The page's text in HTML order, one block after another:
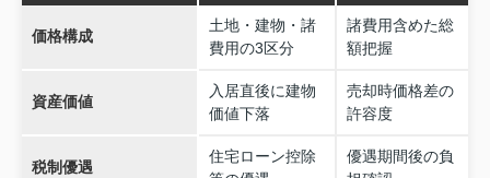
価格構成
土地・建物・諸
費用の3区分
諸費用含めた総
額把握
資産価値
入居直後に建物
価値下落
売却時価格差の
許容度
税制優遇
住宅ローン控除
優遇期間後の負